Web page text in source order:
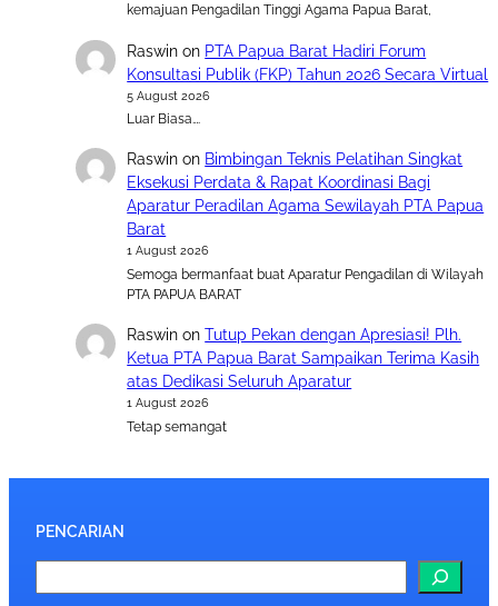
kemajuan Pengadilan Tinggi Agama Papua Barat,
Raswin on PTA Papua Barat Hadiri Forum
Konsultasi Publik (FKP) Tahun 2026 Secara Virtual
5 August 2026
Luar Biasa….
Raswin on Bimbingan Teknis Pelatihan Singkat
Eksekusi Perdata & Rapat Koordinasi Bagi
Aparatur Peradilan Agama Sewilayah PTA Papua
Barat
1 August 2026
Semoga bermanfaat buat Aparatur Pengadilan di Wilayah
PTA PAPUA BARAT
Raswin onTutup Pekan dengan Apresiasi! Plh.
Ketua PTA Papua Barat Sampaikan Terima Kasih
atas Dedikasi Seluruh Aparatur
1 August 2026
Tetap semangat
PENCARIAN
e